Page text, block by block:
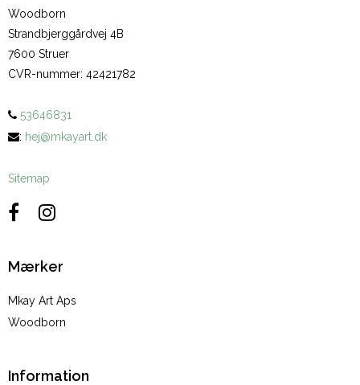
Woodborn
Strandbjerggårdvej 4B
7600 Struer
CVR-nummer: 42421782
53646831
: hej@mkayart.dk
Sitemap
Mærker
Mkay Art Aps
Woodborn
Information